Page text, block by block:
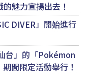
魅力宣揚出去！
DIVER」開始進行
台」的「Pokémon
間限定活動舉行！